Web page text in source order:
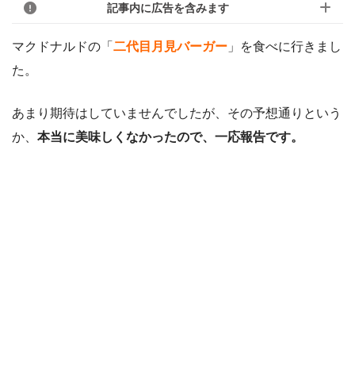
記事内に広告を含みます
マクドナルドの「 二代目月見バーガー 」を食べに行きまし
た。
あまり期待はしていませんでしたが、その予想通りという
か、 本当に美味しくなかったので、一応報告です。